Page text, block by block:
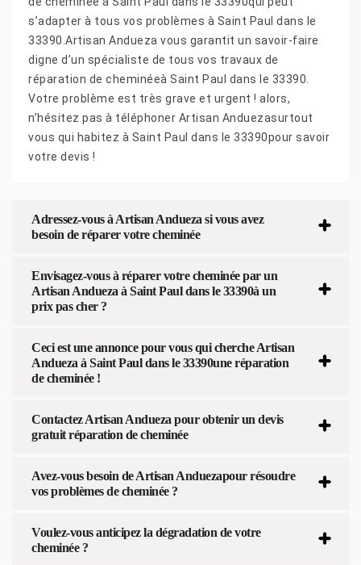
s’adapter à tous vos problèmes à Saint Paul dans le
33390.Artisan Andueza vous garantit un savoir-faire
digne d’un spécialiste de tous vos travaux de
réparation de cheminéeà Saint Paul dans le 33390.
Votre problème est très grave et urgent ! alors,
n’hésitez pas à téléphoner Artisan Anduezasurtout
vous qui habitez à Saint Paul dans le 33390pour savoir
votre devis !
Adressez-vous à Artisan Andueza si vous avez
besoin de réparer votre cheminée
Envisagez-vous à réparer votre cheminée par un
Artisan Andueza à Saint Paul dans le 33390à un
prix pas cher ?
Ceci est une annonce pour vous qui cherche Artisan
Andueza à Saint Paul dans le 33390une réparation
de cheminée !
Contactez Artisan Andueza pour obtenir un devis
gratuit réparation de cheminée
Avez-vous besoin de Artisan Anduezapour résoudre
vos problèmes de cheminée ?
Voulez-vous anticipez la dégradation de votre
cheminée ?